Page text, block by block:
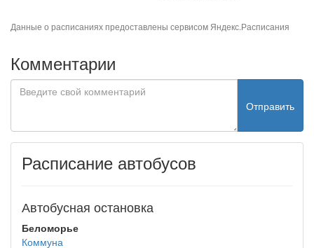
Данные о расписаниях предоставлены сервисом Яндекс.Расписания
Комментарии
Отправить
Расписание автобусов
Автобусная остановка
Беломорье
Коммуна